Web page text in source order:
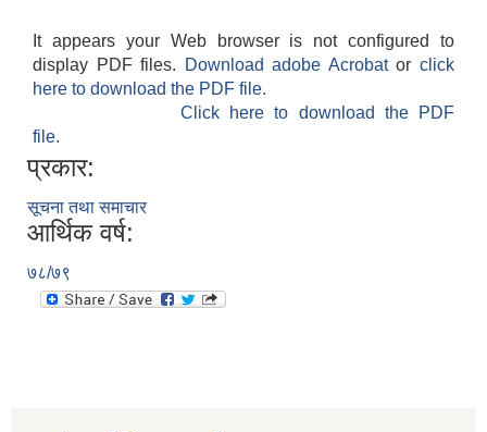
It appears your Web browser is not configured to
display PDF files.
Download adobe Acrobatorclick
here to download the PDF file.
Click here to download the PDF
file.
प्रकार:
सूचना तथा समाचार
आर्थिक वर्ष:
७८/७९